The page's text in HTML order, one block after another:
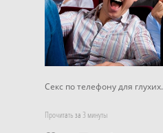
Секс по телефону для глухих.
Прочитать за 3 минуты